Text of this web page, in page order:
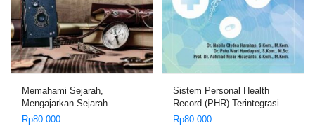
Memahami Sejarah,
Mengajarkan Sejarah –
Mohamad Zaenal Arifin Anis
Rp80.000
Sistem Personal Health
Record (PHR) Terintegrasi
dan Berbasis Mobile di
Rp80.000